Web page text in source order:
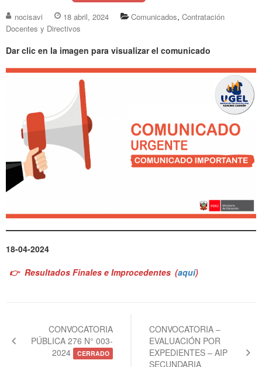
nocisavi 18 abril, 2024 Comunicados, Contratación
Docentes y Directivos
Dar clic en la imagen para visualizar el comunicado
18-04-2024
👉 Resultados Finales e Improcedentes (aquí)
entradas
CONVOCATORIA
PÚBLICA 276 N° 003-
2024 CERRADO
CONVOCATORIA –
EVALUACIÓN POR
EXPEDIENTES – AIP
SECUNDARIA